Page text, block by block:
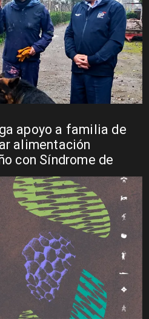
apoyo a familia de
alimentación
con Síndrome de